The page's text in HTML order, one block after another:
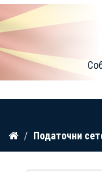
Прескокнете
содржина
Податочни